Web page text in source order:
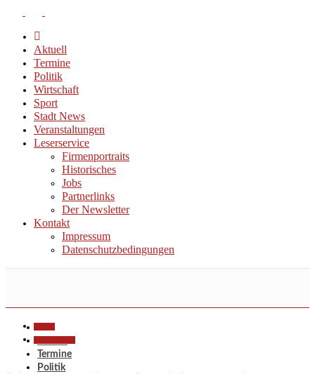
Aktuell
Termine
Politik
Wirtschaft
Sport
Stadt News
Veranstaltungen
Leserservice
Firmenportraits
Historisches
Jobs
Partnerlinks
Der Newsletter
Kontakt
Impressum
Datenschutzbedingungen
Termine
Politik